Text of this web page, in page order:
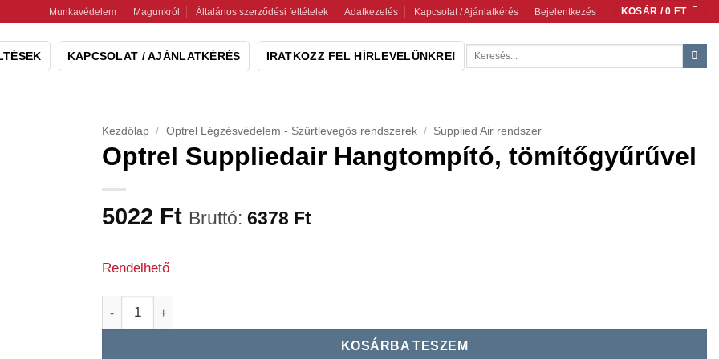
Munkavédelem Magunkról Általános szerződési feltételek Adatkezelés Kapcsolat / Ajánlatkérés Bejelentkezés KOSÁR /0 FT
KAPCSOLAT / AJÁNLATKÉRÉS IRATKOZZ FEL HÍRLEVELÜNKRE!
Kezdőlap / Optrel Légzésvédelem - Szűrtlevegős rendszerek / Supplied Air rendszer
Optrel Suppliedair Hangtompító, tömítőgyűrűvel
5022 Ft Bruttó: 6378 Ft
Rendelhető
Optrel Suppliedair Hangtompító, tömítőgyűrűvel mennyiség
KOSÁRBA TESZEM